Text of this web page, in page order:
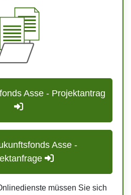
Asse - Projektantrag
Asse -
müssen Sie sich